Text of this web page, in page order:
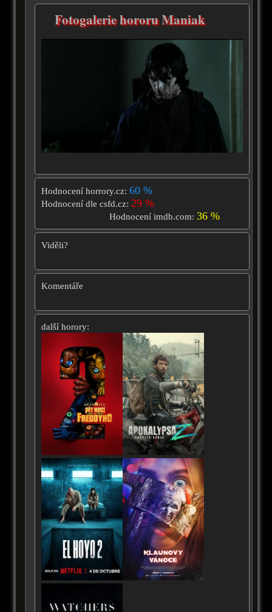
Fotogalerie hororu Maniak
Hodnocení horrory.cz: 60 %
Hodnocení dle csfd.cz: 29 %
Hodnocení imdb.com:36 %
Viděli?
Komentáře
další horory: